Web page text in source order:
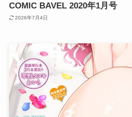
COMIC BAVEL 2020年1月号
2026年7月4日